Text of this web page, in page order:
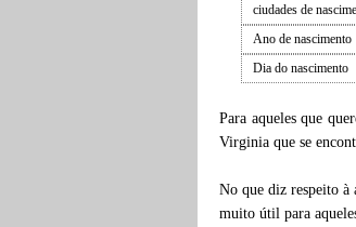
ciudades de
Ano de nascimento
Dia do nascimento
Para aqueles que
Virginia que se
No que diz respeito à
muito útil para